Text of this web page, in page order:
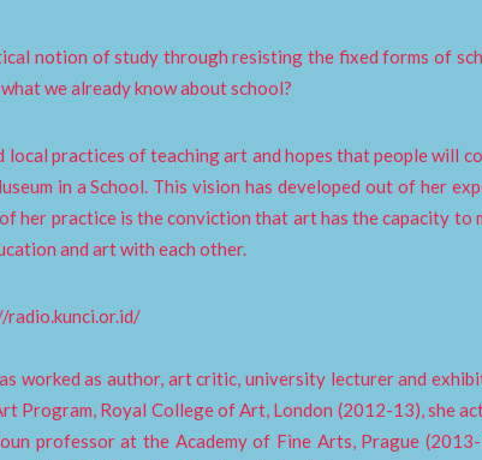
notion of study through resisting the fixed forms of
we already know about school?
practices of teaching art and hopes that people will
in a School. This vision has developed out of her
her practice is the conviction that art has the capacity to
and art with each other.
radio.kunci.or.id/
worked as author, art critic, university lecturer and
Program, Royal College of Art, London (2012-13), she
professor at the Academy of Fine Arts, Prague